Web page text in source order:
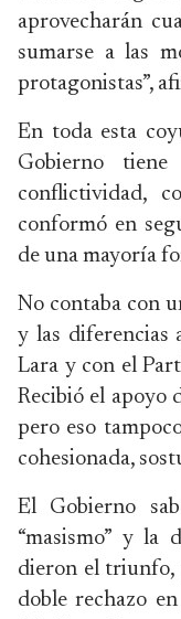
aprovecharán
sumarse a las
protagonistas”,
En toda esta
Gobierno
conflictividad,
conformó en
de una mayoría
No contaba con
y las diferencias
Lara y con el
Recibió el apoyo
pero eso
cohesionada,
El Gobierno
“masismo” y la
dieron el triunfo,
doble rechazo